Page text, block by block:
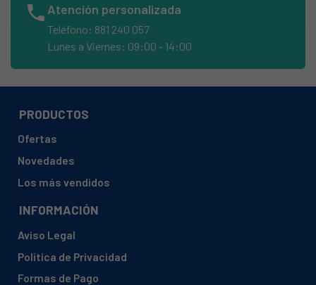
EDESA, HSC120PB901272359
FAGOR, 2H-113B
FAGOR, 2H111B901010454
FAGOR, 2H112B901010560
FAGOR, 2H132B901012327
FAGOR, 2H411B901013102
FAGOR, 2H432B901013406
phone Atención personalizada
Teléfono: 881 240 057
Lunes a Viernes: 09:00 - 14:00
PRODUCTOS
Ofertas
Novedades
Los más vendidos
INFORMACIÓN
Aviso Legal
Política de Privacidad
Formas de Pago